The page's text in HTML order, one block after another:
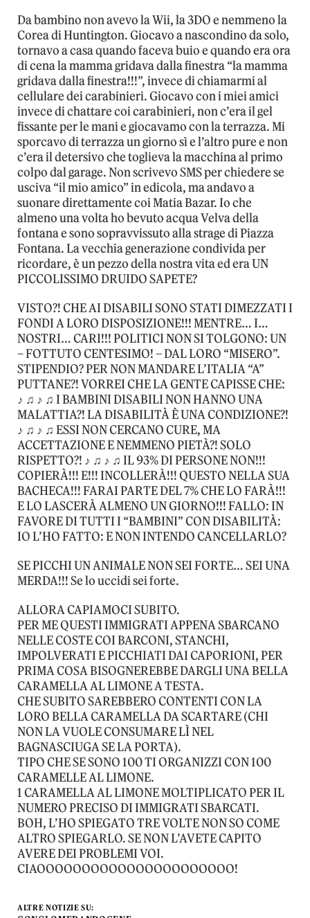
Da bambino non avevo la Wii, la 3DO e nemmeno la
Corea di Huntington. Giocavo a nascondino da solo,
tornavo a casa quando faceva buio e quando era ora
di cena la mamma gridava dalla finestra “la mamma
gridava dalla finestra!!!”, invece di chiamarmi al
cellulare dei carabinieri. Giocavo con i miei amici
invece di chattare coi carabinieri, non c’era il gel
fissante per le mani e giocavamo con la terrazza. Mi
sporcavo di terrazza un giorno sì e l’altro pure e non
c’era il detersivo che toglieva la macchina al primo
colpo dal garage. Non scrivevo SMS per chiedere se
usciva “il mio amico” in edicola, ma andavo a
suonare direttamente coi Matia Bazar. Io che
almeno una volta ho bevuto acqua Velva della
fontana e sono sopravvissuto alla strage di Piazza
Fontana. La vecchia generazione condivida per
ricordare, è un pezzo della nostra vita ed era UN
PICCOLISSIMO DRUIDO SAPETE?
VISTO?! CHE AI DISABILI SONO STATI DIMEZZATI I
FONDI A LORO DISPOSIZIONE!!! MENTRE… I…
NOSTRI… CARI!!! POLITICI NON SI TOLGONO: UN
– FOTTUTO CENTESIMO! – DAL LORO “MISERO”.
STIPENDIO? PER NON MANDARE L’ITALIA “A”
PUTTANE?! VORREI CHE LA GENTE CAPISSE CHE:
♪ ♫ ♪ ♫ I BAMBINI DISABILI NON HANNO UNA
MALATTIA?! LA DISABILITÀ È UNA CONDIZIONE?!
♪ ♫ ♪ ♫ ESSI NON CERCANO CURE, MA
ACCETTAZIONE E NEMMENO PIETÀ?! SOLO
RISPETTO?! ♪ ♫ ♪ ♫ IL 93% DI PERSONE NON!!!
COPIERÀ!!! E!!! INCOLLERÀ!!! QUESTO NELLA SUA
BACHECA!!! FARAI PARTE DEL 7% CHE LO FARÀ!!!
E LO LASCERÀ ALMENO UN GIORNO!!! FALLO: IN
FAVORE DI TUTTI I “BAMBINI” CON DISABILITÀ:
IO L’HO FATTO: E NON INTENDO CANCELLARLO?
SE PICCHI UN ANIMALE NON SEI FORTE… SEI UNA
MERDA!!! Se lo uccidi sei forte.
ALLORA CAPIAMOCI SUBITO.
PER ME QUESTI IMMIGRATI APPENA SBARCANO
NELLE COSTE COI BARCONI, STANCHI,
IMPOLVERATI E PICCHIATI DAI CAPORIONI, PER
PRIMA COSA BISOGNEREBBE DARGLI UNA BELLA
CARAMELLA AL LIMONE A TESTA.
CHE SUBITO SAREBBERO CONTENTI CON LA
LORO BELLA CARAMELLA DA SCARTARE (CHI
NON LA VUOLE CONSUMARE LÌ NEL
BAGNASCIUGA SE LA PORTA).
TIPO CHE SE SONO 100 TI ORGANIZZI CON 100
CARAMELLE AL LIMONE.
1 CARAMELLA AL LIMONE MOLTIPLICATO PER IL
NUMERO PRECISO DI IMMIGRATI SBARCATI.
BOH, L’HO SPIEGATO TRE VOLTE NON SO COME
ALTRO SPIEGARLO. SE NON L’AVETE CAPITO
AVERE DEI PROBLEMI VOI.
CIAOOOOOOOOOOOOOOOOOOOOOO!
ALTRE NOTIZIE SU: